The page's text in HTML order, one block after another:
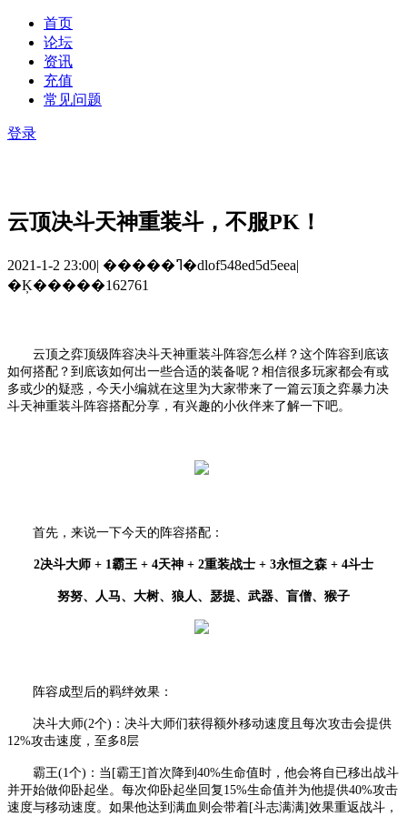
首页
论坛
资讯
充值
常见问题
登录
云顶决斗天神重装斗，不服PK！
2021-1-2 23:00| �����ߣ�dlof548ed5d5eea|
�Ķ�����162761
云顶之弈顶级阵容决斗天神重装斗阵容怎么样？这个阵容到底该
如何搭配？到底该如何出一些合适的装备呢？相信很多玩家都会有或
多或少的疑惑，今天小编就在这里为大家带来了一篇云顶之弈暴力决
斗天神重装斗阵容搭配分享，有兴趣的小伙伴来了解一下吧。
首先，来说一下今天的阵容搭配：
2决斗大师 + 1霸王 + 4天神 + 2重装战士 + 3永恒之森 + 4斗士
努努、人马、大树、狼人、瑟提、武器、盲僧、猴子
阵容成型后的羁绊效果：
决斗大师(2个)：决斗大师们获得额外移动速度且每次攻击会提供
12%攻击速度，至多8层
霸王(1个)：当[霸王]首次降到40%生命值时，他会将自已移出战斗
并开始做仰卧起坐。每次仰卧起坐回复15%生命值并为他提供40%攻击
速度与移动速度。如果他达到满血则会带着[斗志满满]效果重返战斗，